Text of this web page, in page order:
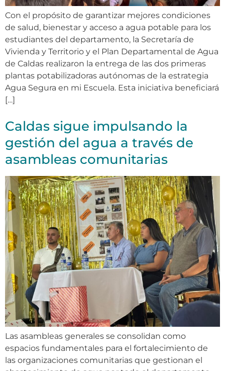
Con el propósito de garantizar mejores condiciones
de salud, bienestar y acceso a agua potable para los
estudiantes del departamento, la Secretaría de
Vivienda y Territorio y el Plan Departamental de Agua
de Caldas realizaron la entrega de las dos primeras
plantas potabilizadoras autónomas de la estrategia
Agua Segura en mi Escuela. Esta iniciativa beneficiará
[…]
Caldas sigue impulsando la
gestión del agua a través de
asambleas comunitarias
Las asambleas generales se consolidan como
espacios fundamentales para el fortalecimiento de
las organizaciones comunitarias que gestionan el